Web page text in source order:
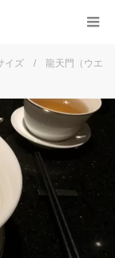
イズ / 龍天門（ウエ